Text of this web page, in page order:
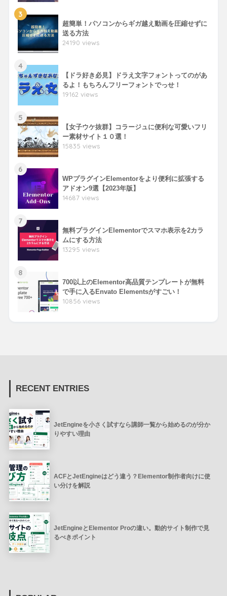
3
超簡単！パソコンからギガ越え動画を圧縮せずに
送る方法
24190 views
4
【ドラ好き必見】ドラえ文字フォントってのがあ
るよ！もちろんフリーフォントでっせ！
19162 views
5
【女子ウケ抜群】コラージュに便利な可愛いフリ
ー素材サイト１０選！
15835 views
6
WPプラグインElementorをより便利に拡張する
アドオン9選【2023年版】
14687 views
7
無料プラグインElementorでスマホ表示を2カラ
ムにする方法
13295 views
8
700以上のElementor高品質テンプレートが無料
で手に入るEnvato Elementsがすごい！
10856 views
RECENT ENTRIES
JetEngineを小さく試すなら講師一覧から始めるのが分か
りやすい理由
ACFとJetEngineはどう違う？Elementor制作者向けに使
い分けを解説
JetEngineとElementor Proの違い。動的サイト制作で見
るべきポイント